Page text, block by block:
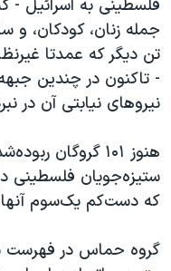
تن دیگر که عمدتا
- تاکنون در چندین
نیروهای نیابتی آن در
هنوز ۱۰۱
ستیزه‌جویان فلسطینی
که دست‌کم یک‌سوم آنها
گروه حماس در فهرست